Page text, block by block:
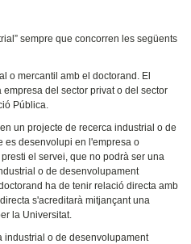
sempre que concorren les següents
o mercantil amb el doctorand. El
del sector privat o del sector
Pública.
un projecte de recerca industrial o de
es desenvolupi en l'empresa o
el servei, que no podrà ser una
o de desenvolupament
ha de tenir relació directa amb
s'acreditarà mitjançant una
la Universitat.
industrial o de desenvolupament